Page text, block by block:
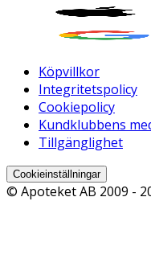
Köpvillkor
Integritetspolicy
Cookiepolicy
Kundklubbens
Tillgänglighet
Cookieinställningar
© Apoteket AB 2009 -